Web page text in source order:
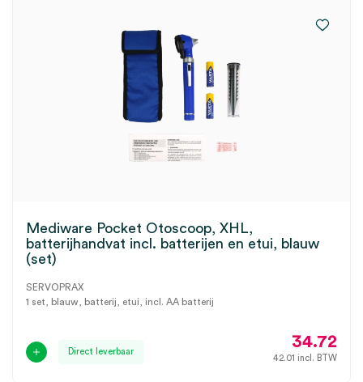
Mediware Pocket Otoscoop, XHL,
batterijhandvat incl. batterijen en etui, blauw
(set)
SERVOPRAX
1 set, blauw, batterij, etui, incl. AA batterij
Direct leverbaar
34.72
42.01 incl. BTW